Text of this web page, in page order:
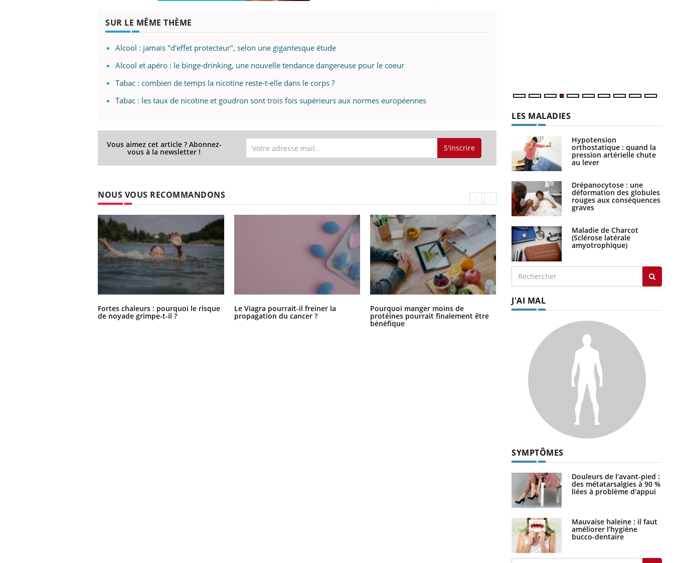
SUR LE MÊME THÈME
Alcool : jamais "d'effet protecteur", selon une gigantesque étude
Alcool et apéro : le binge-drinking, une nouvelle tendance dangereuse pour le coeur
Tabac : combien de temps la nicotine reste-t-elle dans le corps ?
Tabac : les taux de nicotine et goudron sont trois fois supérieurs aux normes européennes
Vous aimez cet article ? Abonnez-
vous à la newsletter ! S'inscrire
NOUS VOUS RECOMMANDONS
Fortes chaleurs : pourquoi le risque
de noyade grimpe-t-il ?
Le Viagra pourrait-il freiner la
propagation du cancer ?
Pourquoi manger moins de
protéines pourrait finalement être
bénéfique
Grossesse et chaleur : ce que dit la
science
LES MALADIES
Hypotension
orthostatique : quand la
pression artérielle chute
au lever
Drépanocytose : une
déformation des globules
rouges aux conséquences
graves
Maladie de Charcot
(Sclérose latérale
amyotrophique)
J'AI MAL
SYMPTÔMES
Douleurs de l’avant-pied :
des métatarsalgies à 90 %
liées à problème d’appui
Mauvaise haleine : il faut
améliorer l’hygiène
bucco-dentaire